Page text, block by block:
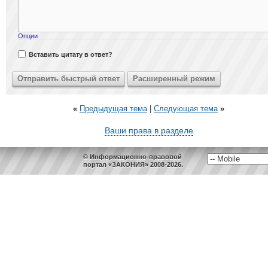
Опции
Вставить цитату в ответ?
« Предыдущая тема| Следующая тема »
Ваши права в разделе
© Информационно-правовой
портал «ЗАКОНИЯ» 2008-2026.